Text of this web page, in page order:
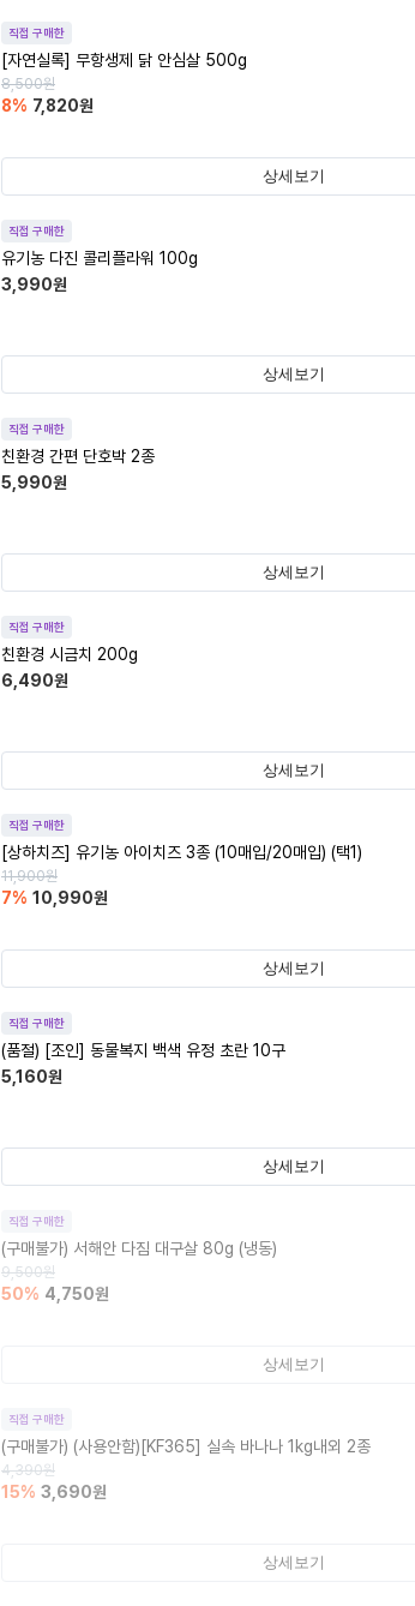
직접 구매한
[자연실록] 무항생제 닭 안심살 500g
8,500원
8% 7,820원
상세보기
직접 구매한
유기농 다진 콜리플라워 100g
3,990원
상세보기
직접 구매한
친환경 간편 단호박 2종
5,990원
상세보기
직접 구매한
친환경 시금치 200g
6,490원
상세보기
직접 구매한
[상하치즈] 유기농 아이치즈 3종 (10매입/20매입) (택1)
11,900원
7% 10,990원
상세보기
직접 구매한
(품절) [조인] 동물복지 백색 유정 초란 10구
5,160원
상세보기
직접 구매한
(구매불가) 서해안 다짐 대구살 80g (냉동)
9,500원
50% 4,750원
상세보기
직접 구매한
(구매불가) (사용안함)[KF365] 실속 바나나 1kg내외 2종
4,390원
15% 3,690원
상세보기